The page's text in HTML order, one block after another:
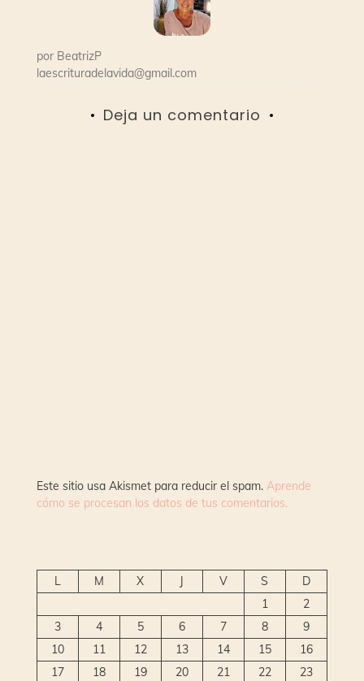
por BeatrizP
laescrituradelavida@gmail.com
Deja un comentario
Este sitio usa Akismet para reducir el spam. Aprende
cómo se procesan los datos de tus comentarios.
L M X J V S
D
1
2
3
4 5 6 7 8
9
10
11 12 13 14 15
16
17
18 19 20 21 22
23